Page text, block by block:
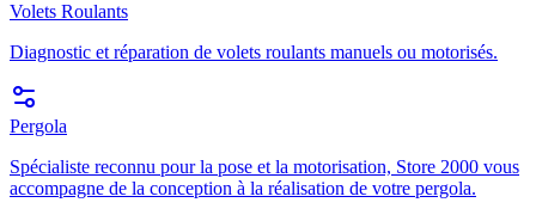
Volets Roulants
Diagnostic et réparation de volets roulants manuels ou motorisés.
Pergola
Spécialiste reconnu pour la pose et la motorisation, Store 2000 vous
accompagne de la conception à la réalisation de votre pergola.